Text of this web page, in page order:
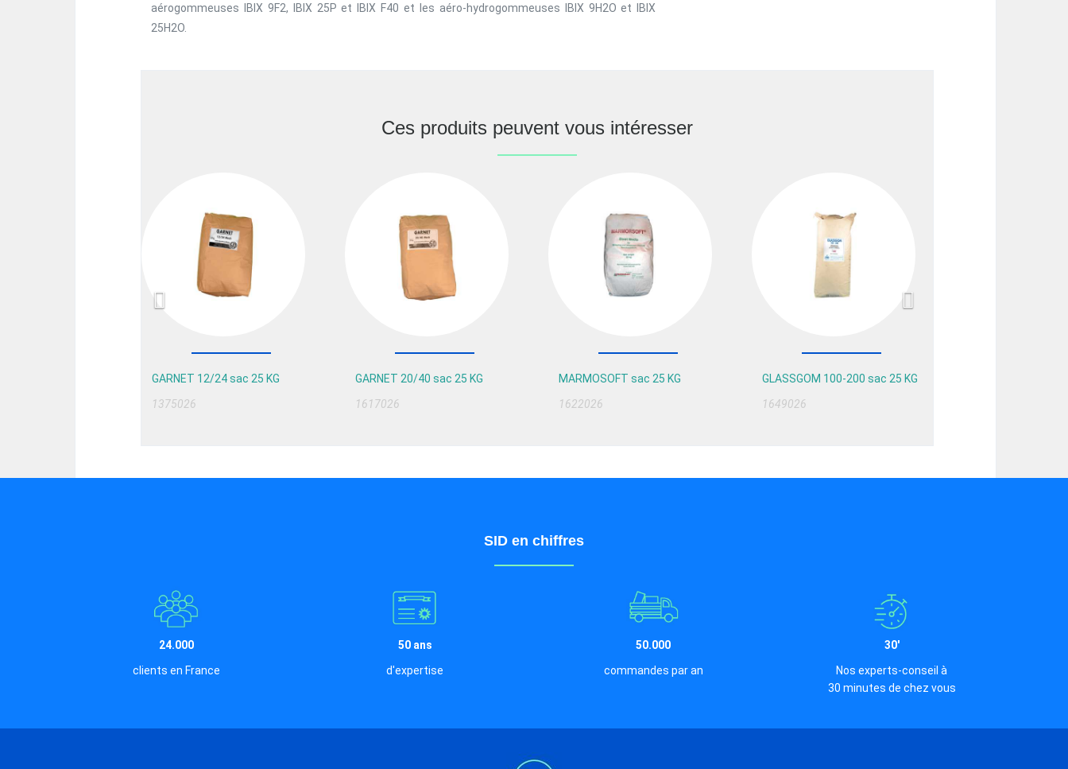
aérogommeuses IBIX 9F2, IBIX 25P et IBIX F40 et les aéro-hydrogommeuses IBIX 9H2O et IBIX
25H2O.
Ces produits peuvent vous intéresser
GARNET 12/24 sac 25 KG
1375026
GARNET 20/40 sac 25 KG
1617026
MARMOSOFT sac 25 KG
1622026
GLASSGOM 100-200 sac 25 KG
1649026
SID en chiffres
24.000
clients en France
50 ans
d'expertise
50.000
commandes par an
30'
Nos experts-conseil à
30 minutes de chez vous